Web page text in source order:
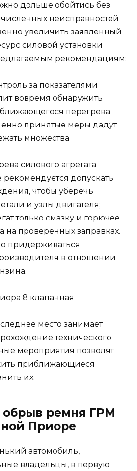
дольше обойтись без
неисправностей
увеличить заявленный
силовой установки
рекомендациям:
за показателями
вовремя обнаружить
перегрева
принятые меры дадут
множества
силового агрегата
рекомендуется допускать
чтобы уберечь
и узлы двигателя;
только смазку и горючее
на проверенных заправках.
придерживаться
в отношении
место занимает
технического
мероприятия позволят
приближающиеся
их.
обрыв ремня ГРМ
Приоре
автомобиль,
владельцы, в первую